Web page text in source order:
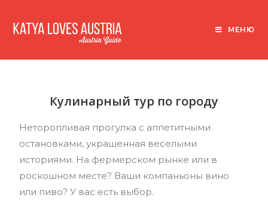
МЕНЮ
Кулинарный тур по городу
Неторопливая прогулка с аппетитными
остановками, украшенная веселыми
историями. На фермерском рынке или в
роскошном месте? Ваши компаньоны вино
или пиво? У вас есть выбор.